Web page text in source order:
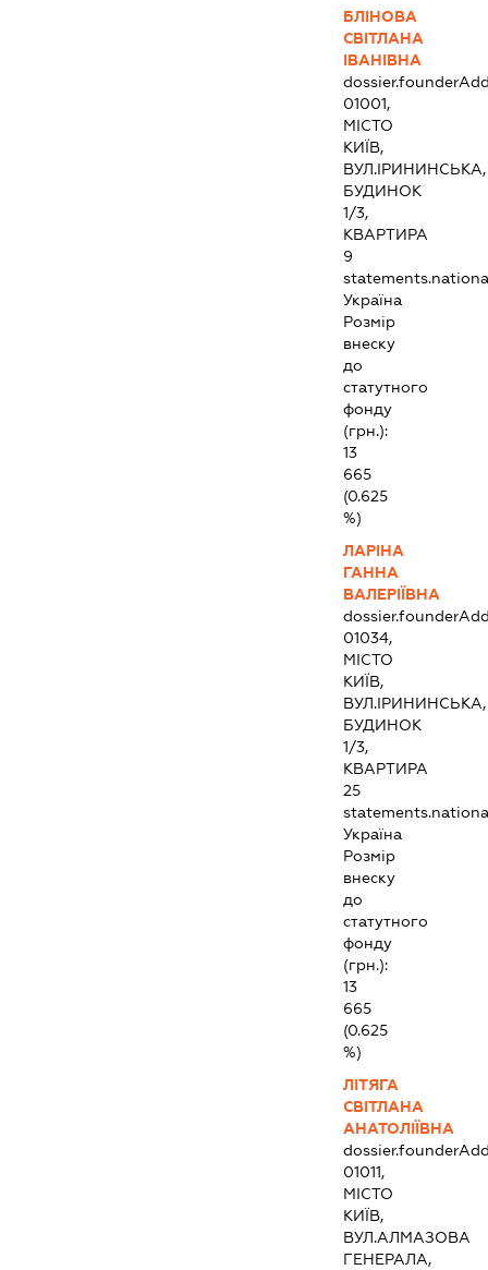
БЛІНОВА
СВІТЛАНА
ІВАНІВНА
01001,
МІСТО
КИЇВ,
ВУЛ.ІРИНИНСЬКА,
БУДИНОК
1/3,
КВАРТИРА
9
Україна
Розмір
внеску
до
статутного
фонду
(грн.):
13
665
(0.625
%)
ЛАРІНА
ГАННА
ВАЛЕРІЇВНА
01034,
МІСТО
КИЇВ,
ВУЛ.ІРИНИНСЬКА,
БУДИНОК
1/3,
КВАРТИРА
25
Україна
Розмір
внеску
до
статутного
фонду
(грн.):
13
665
(0.625
%)
ЛІТЯГА
СВІТЛАНА
АНАТОЛІЇВНА
01011,
МІСТО
КИЇВ,
ВУЛ.АЛМАЗОВА
ГЕНЕРАЛА,